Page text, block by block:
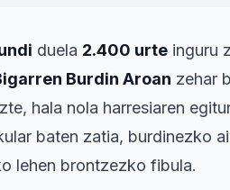
duela 2.400 urte inguru
Burdin Aroan zehar
hala nola harresiaren
baten zatia, burdinezko
lehen brontzezko fibula.